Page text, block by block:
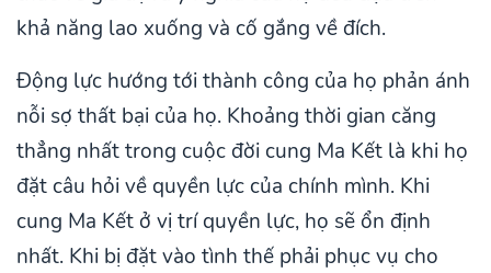
khả năng lao xuống và cố gắng về đích.
Động lực hướng tới thành công của họ phản ánh
nỗi sợ thất bại của họ. Khoảng thời gian căng
thẳng nhất trong cuộc đời cung Ma Kết là khi họ
đặt câu hỏi về quyền lực của chính mình. Khi
cung Ma Kết ở vị trí quyền lực, họ sẽ ổn định
nhất. Khi bị đặt vào tình thế phải phục vụ cho